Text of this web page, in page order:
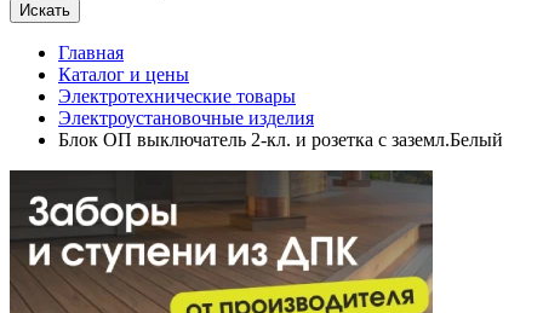
Искать
Главная
Каталог и цены
Электротехнические товары
Электроустановочные изделия
Блок ОП выключатель 2-кл. и розетка с заземл.Белый